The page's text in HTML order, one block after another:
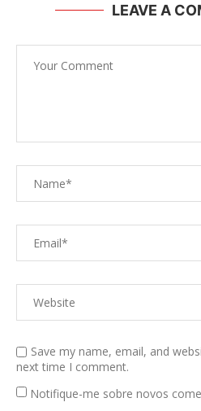
LEAVE A
Save my name, email, and
next time I comment.
Notifique-me sobre novos